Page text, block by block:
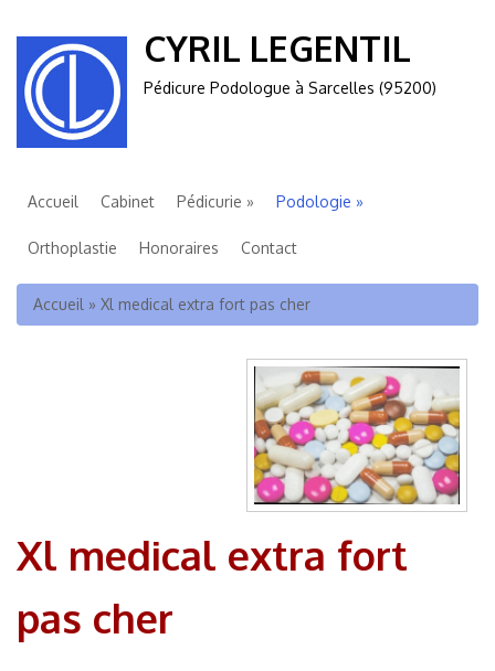
CYRIL LEGENTIL
Pédicure Podologue à Sarcelles (95200)
Accueil Cabinet Pédicurie Podologie
Orthoplastie Honoraires Contact
Vous êtes ici
Accueil » Xl medical extra fort pas cher
Xl medical extra fort
pas cher